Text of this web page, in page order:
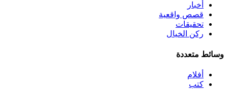
أخبار
قصص واقعية
تحقيقات
ركن الخيال
وسائط متعددة
أفلام
كتب